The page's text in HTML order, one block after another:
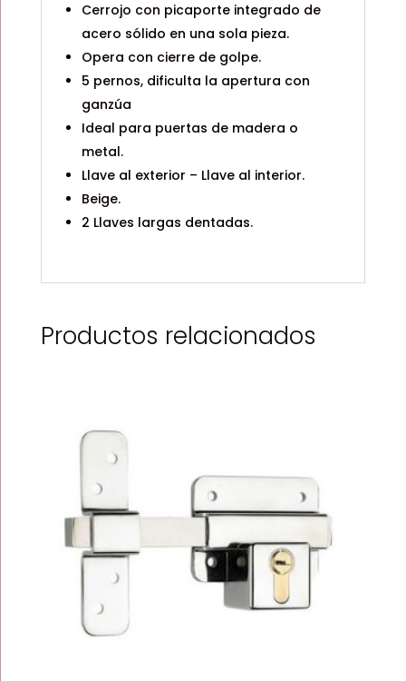
Cerrojo con picaporte integrado de
acero sólido en una sola pieza.
Opera con cierre de golpe.
5 pernos, dificulta la apertura con
ganzúa
Ideal para puertas de madera o
metal.
Llave al exterior – Llave al interior.
Beige.
2 Llaves largas dentadas.
Productos relacionados